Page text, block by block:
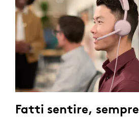
Fatti sentire, sempre